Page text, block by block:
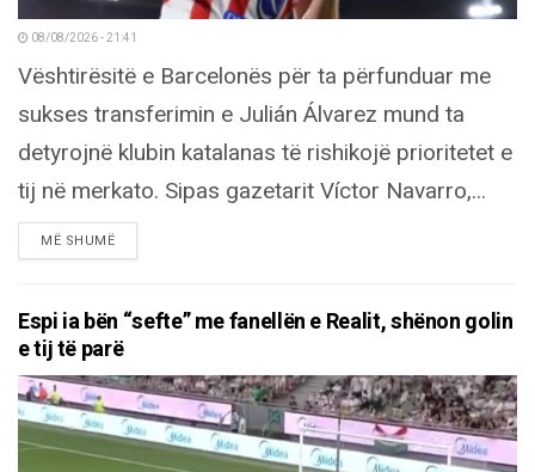
08/08/2026 - 21:41
Vështirësitë e Barcelonës për ta përfunduar me
sukses transferimin e Julián Álvarez mund ta
detyrojnë klubin katalanas të rishikojë prioritetet e
tij në merkato. Sipas gazetarit Víctor Navarro,...
MË SHUMËDETAILS
Espi ia bën “sefte” me fanellën e Realit, shënon golin
e tij të parë